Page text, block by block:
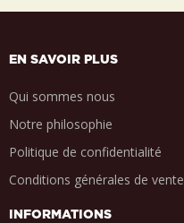
EN SAVOIR PLUS
Qui sommes nous
Notre philosophie
Politique de confidentialité
Conditions générales de vente
INFORMATIONS